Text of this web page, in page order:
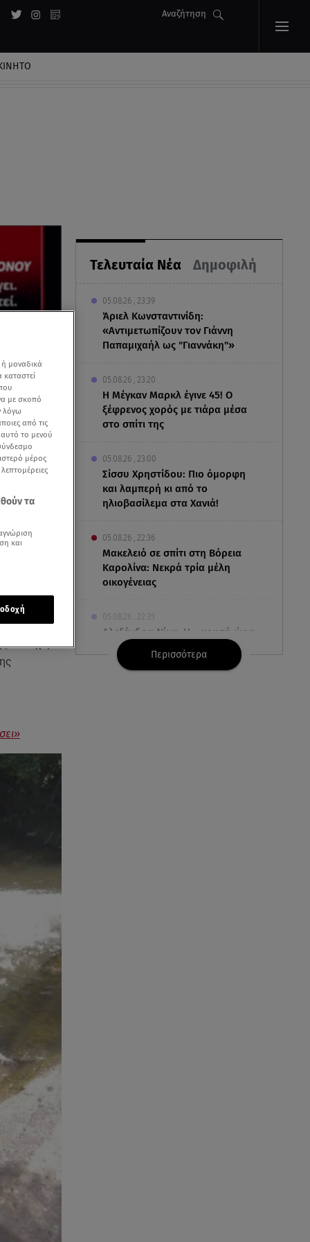
Αναζήτηση
Τελευταία Νέα Δημοφιλή
05.08.26 , 23:39
Άριελ Κωνσταντινίδη:
«Αντιμετωπίζουν τον Γιάννη
Παπαμιχαήλ ως "Γιαννάκη"»
05.08.26 , 23:20
Η Μέγκαν Μαρκλ έγινε 45! Ο
ξέφρενος χορός με τιάρα μέσα
στο σπίτι της
05.08.26 , 23:00
Σίσσυ Χρηστίδου: Πιο όμορφη
και λαμπερή κι από το
ηλιοβασίλεμα στα Χανιά!
05.08.26 , 22:36
Μακελειό σε σπίτι στη Βόρεια
Καρολίνα: Νεκρά τρία μέλη
οικογένειας
05.08.26 , 22:35
Αλεξάνδρα Νίκα: Η... χρυσή ώρα
στο σκάφος με την καλύτερη
παρέα!
Περισσότερα
το
της
συνεχίζει
μοναδικά
με σκοπό
λόγω
από τις
αυτό το μενού
μέρος
τα
και